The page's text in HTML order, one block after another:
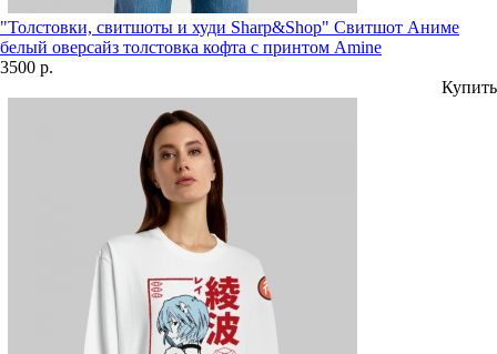
"Толстовки, свитшоты и худи Sharp&Shop" Свитшот Аниме
белый оверсайз толстовка кофта с принтом Amine
3500 р.
Купить